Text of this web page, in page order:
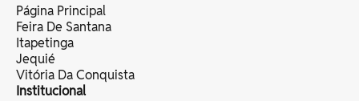
Página Principal
Feira De Santana
Itapetinga
Jequié
Vitória Da Conquista
Institucional